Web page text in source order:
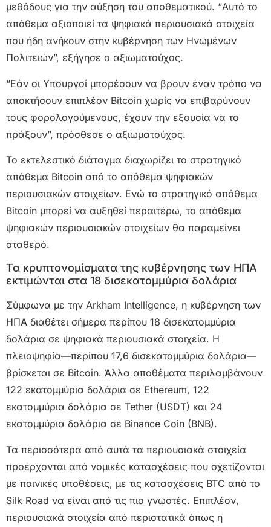
μεθόδους για την αύξηση του αποθεματικού. “Αυτό το
απόθεμα αξιοποιεί τα ψηφιακά περιουσιακά στοιχεία
που ήδη ανήκουν στην κυβέρνηση των Ηνωμένων
Πολιτειών”, εξήγησε ο αξιωματούχος.
“Εάν οι Υπουργοί μπορέσουν να βρουν έναν τρόπο να
αποκτήσουν επιπλέον Bitcoin χωρίς να επιβαρύνουν
τους φορολογούμενους, έχουν την εξουσία να το
πράξουν”, πρόσθεσε ο αξιωματούχος.
Το εκτελεστικό διάταγμα διαχωρίζει το στρατηγικό
απόθεμα Bitcoin από το απόθεμα ψηφιακών
περιουσιακών στοιχείων. Ενώ το στρατηγικό απόθεμα
Bitcoin μπορεί να αυξηθεί περαιτέρω, το απόθεμα
ψηφιακών περιουσιακών στοιχείων θα παραμείνει
σταθερό.
Τα κρυπτονομίσματα της κυβέρνησης των ΗΠΑ
εκτιμώνται στα 18 δισεκατομμύρια δολάρια
Σύμφωνα με την Arkham Intelligence, η κυβέρνηση των
ΗΠΑ διαθέτει σήμερα περίπου 18 δισεκατομμύρια
δολάρια σε ψηφιακά περιουσιακά στοιχεία. Η
πλειοψηφία—περίπου 17,6 δισεκατομμύρια δολάρια—
βρίσκεται σε Bitcoin. Άλλα αποθέματα περιλαμβάνουν
122 εκατομμύρια δολάρια σε Ethereum, 122
εκατομμύρια δολάρια σε Tether (USDT) και 24
εκατομμύρια δολάρια σε Binance Coin (BNB).
Τα περισσότερα από αυτά τα περιουσιακά στοιχεία
προέρχονται από νομικές κατασχέσεις που σχετίζονται
με ποινικές υποθέσεις, με τις κατασχέσεις BTC από το
Silk Road να είναι από τις πιο γνωστές. Επιπλέον,
περιουσιακά στοιχεία από περιστατικά όπως η